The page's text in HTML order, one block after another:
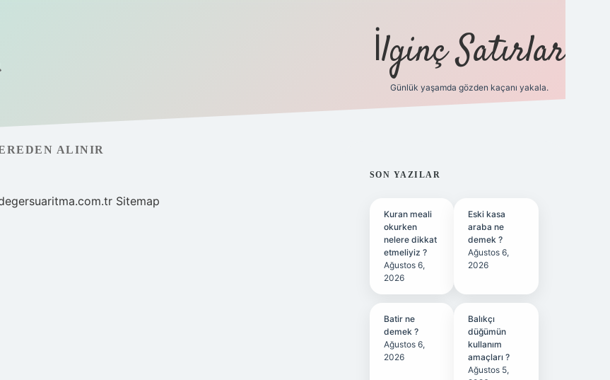
İlginç Satırlar
Günlük yaşamda gözden kaçanı yakala.
ALINIR
Sitemap
SIDEBAR
SON YAZILAR
Kuran meali
okurken
nelere dikkat
etmeliyiz ?
Ağustos 6,
2026
Eski kasa
araba ne
demek ?
Ağustos 6,
2026
Batir ne
demek ?
Ağustos 6,
2026
Balıkçı
düğümün
kullanım
amaçları ?
Ağustos 5,